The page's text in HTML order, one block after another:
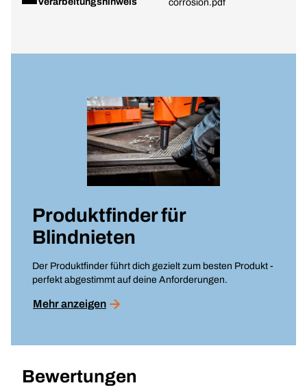
corrosion.pdf
Produktfinder für
Blindnieten
Der Produktfinder führt dich gezielt zum besten Produkt -
perfekt abgestimmt auf deine Anforderungen.
Mehr anzeigen
Bewertungen